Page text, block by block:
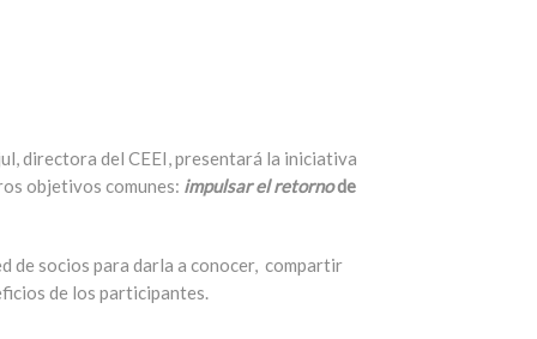
directora del CEEI, presentará la iniciativa
objetivos comunes: impulsar el retornode
de socios para darla a conocer, compartir
de los participantes.